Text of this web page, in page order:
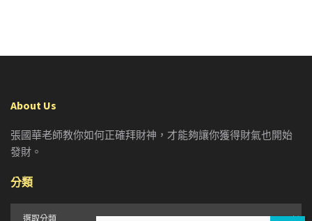
About Us
張國華老師教你如何正確拜財神，才能夠讓你獲得財氣也開始
發財。
分類